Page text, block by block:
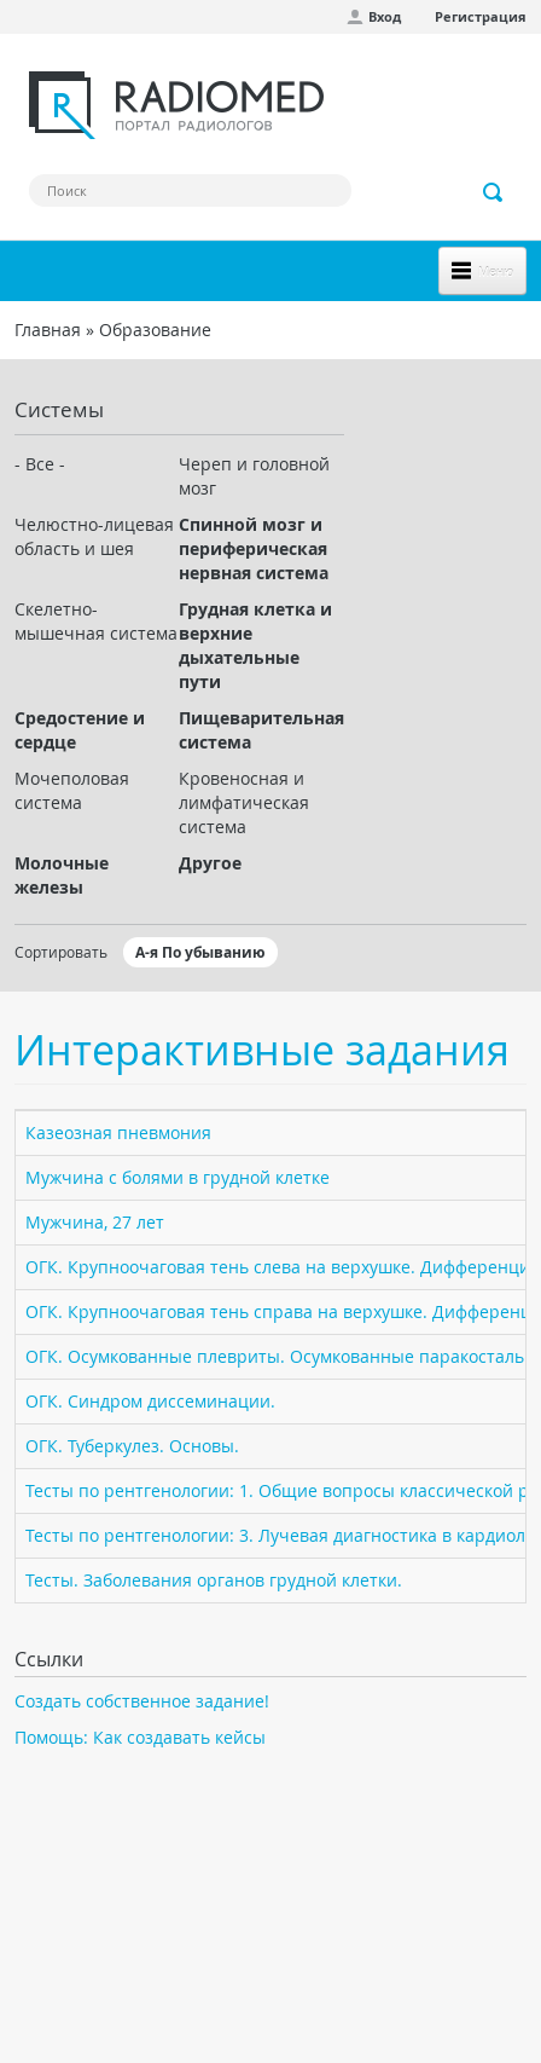
Вход Регистрация
Меню
НОВОЕ НА САЙТЕ
СООБЩЕСТВО
Клинические наблюдения
Чат RADIOMED
ОБРАЗОВАНИЕ
Интерактивные задания
Презентации
Журнал "Лучевая диагностика и терапия"
КНИЖНЫЙ МАГАЗИН
ПАЦИЕНТАМ
Где пройти обследование
Компьютерная томография (КТ)
Магнитно-резонансная томография (МРТ)
Спросить врача
ПОМОЩЬ
Вы здесь
Главная » Образование
Системы
- Все -
Череп и головной
мозг
Челюстно-лицевая
область и шея
Спинной мозг и
периферическая
нервная система
Скелетно-
мышечная система
Грудная клетка и
верхние
дыхательные
пути
Средостение и
сердце
Пищеварительная
система
Мочеполовая
система
Кровеносная и
лимфатическая
система
Молочные
железы
Другое
Сортировать А-я По убыванию
Интерактивные задания
Казеозная пневмония
Мужчина с болями в грудной клетке
Мужчина, 27 лет
ОГК. Крупноочаговая тень слева на верхушке.
ОГК. Крупноочаговая тень справа на верхушке.
ОГК. Осумкованные плевриты. Осумкованные
ОГК. Синдром диссеминации.
ОГК. Туберкулез. Основы.
Тесты по рентгенологии: 1. Общие вопросы классической
Тесты по рентгенологии: 3. Лучевая диагностика в
Тесты. Заболевания органов грудной клетки.
Ссылки
Создать собственное задание!
Помощь: Как создавать кейсы